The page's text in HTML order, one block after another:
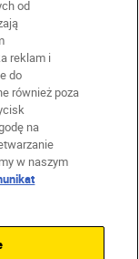
Dostępność
SKIP
od
reklam i
do
również poza
na
w naszym